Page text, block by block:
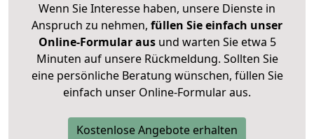
Wenn Sie Interesse haben, unsere Dienste in
Anspruch zu nehmen, füllen Sie einfach unser
Online-Formular ausund warten Sie etwa 5
Minuten auf unsere Rückmeldung. Sollten Sie
eine persönliche Beratung wünschen, füllen Sie
einfach unser Online-Formular aus.
Kostenlose Angebote erhalten